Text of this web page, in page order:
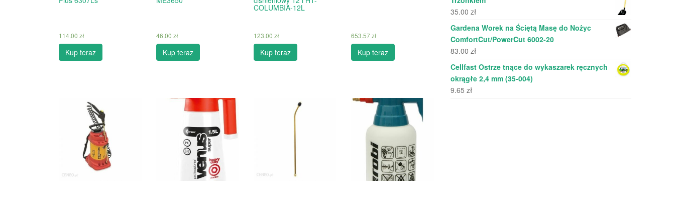
114.00 zł
Kup teraz
46.00 zł
Kup teraz
COLUMBIA-12L
123.00 zł
Kup teraz
653.57zł
Kup teraz
35.00 zł
Gardena Worek na Ściętą Masę do Nożyc
ComfortCut/PowerCut 6002-20
83.00 zł
Cellfast Ostrze tnące do wykaszarek ręcznych
okrągłe 2,4 mm (35-004)
9.65 zł